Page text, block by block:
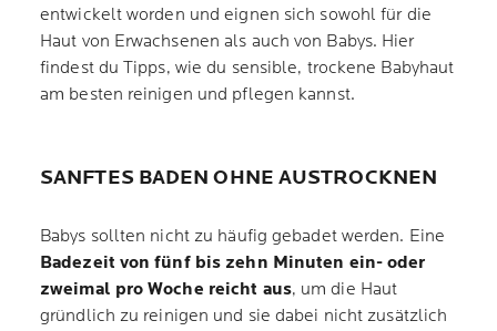
entwickelt worden und eignen sich sowohl für die
Haut von Erwachsenen als auch von Babys. Hier
findest du Tipps, wie du sensible, trockene Babyhaut
am besten reinigen und pflegen kannst.
SANFTES BADEN OHNE AUSTROCKNEN
Babys sollten nicht zu häufig gebadet werden. Eine
Badezeit von fünf bis zehn Minuten ein- oder
zweimal pro Woche reicht aus, um die Haut
gründlich zu reinigen und sie dabei nicht zusätzlich